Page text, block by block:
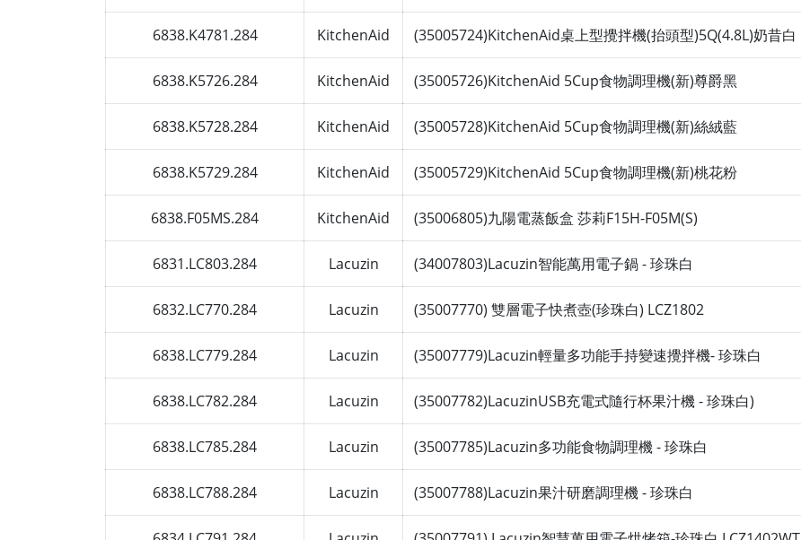
6838.K4781.284 KitchenAid (35005724)KitchenAid桌上型攪拌機(抬頭型)5Q(4.8L)奶昔白
6838.K5726.284 KitchenAid (35005726)KitchenAid 5Cup食物調理機(新)尊爵黑
6838.K5728.284 KitchenAid (35005728)KitchenAid 5Cup食物調理機(新)絲絨藍
6838.K5729.284 KitchenAid (35005729)KitchenAid 5Cup食物調理機(新)桃花粉
6838.F05MS.284 KitchenAid (35006805)九陽電蒸飯盒 莎莉F15H-F05M(S)
6831.LC803.284 Lacuzin (34007803)Lacuzin智能萬用電子鍋 - 珍珠白
6832.LC770.284 Lacuzin (35007770) 雙層電子快煮壺(珍珠白) LCZ1802
6838.LC779.284 Lacuzin (35007779)Lacuzin輕量多功能手持變速攪拌機- 珍珠白
6838.LC782.284 Lacuzin (35007782)LacuzinUSB充電式隨行杯果汁機 - 珍珠白)
6838.LC785.284 Lacuzin (35007785)Lacuzin多功能食物調理機 - 珍珠白
6838.LC788.284 Lacuzin (35007788)Lacuzin果汁研磨調理機 - 珍珠白